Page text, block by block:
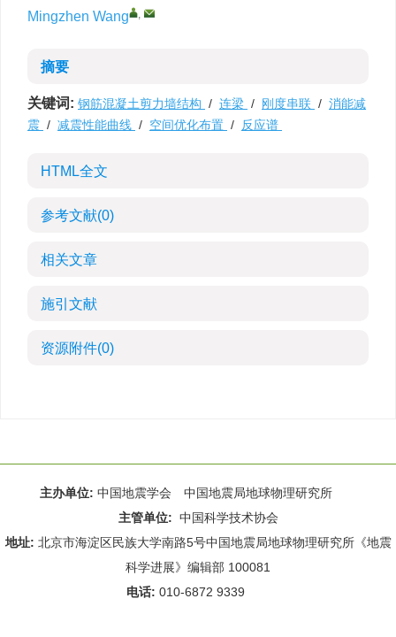
Mingzhen Wang ,
摘要
关键词: 钢筋混凝土剪力墙结构 / 连梁 / 刚度串联 / 消能减
震 / 减震性能曲线 / 空间优化布置 / 反应谱
HTML全文
参考文献(0)
相关文章
施引文献
资源附件(0)
主办单位: 中国地震学会 中国地震局地球物理研究所
主管单位: 中国科学技术协会
地址: 北京市海淀区民族大学南路5号中国地震局地球物理研究所《地震
科学进展》编辑部 100081
电话: 010-6872 9339